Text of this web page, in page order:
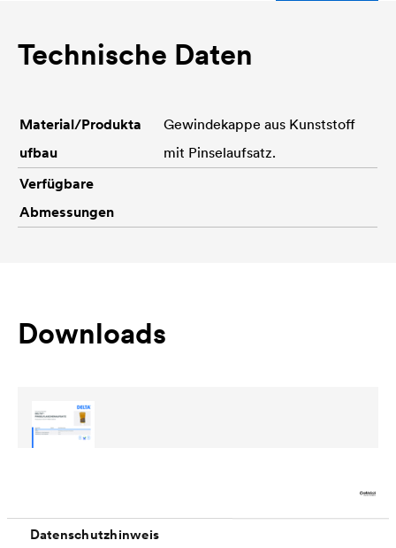
Datenschutzhinweis
Technische Daten
Material/Produkta
ufbau
Gewindekappe aus Kunststoff
mit Pinselaufsatz.
Verfügbare
Abmessungen
Downloads
Technisches Datenblatt